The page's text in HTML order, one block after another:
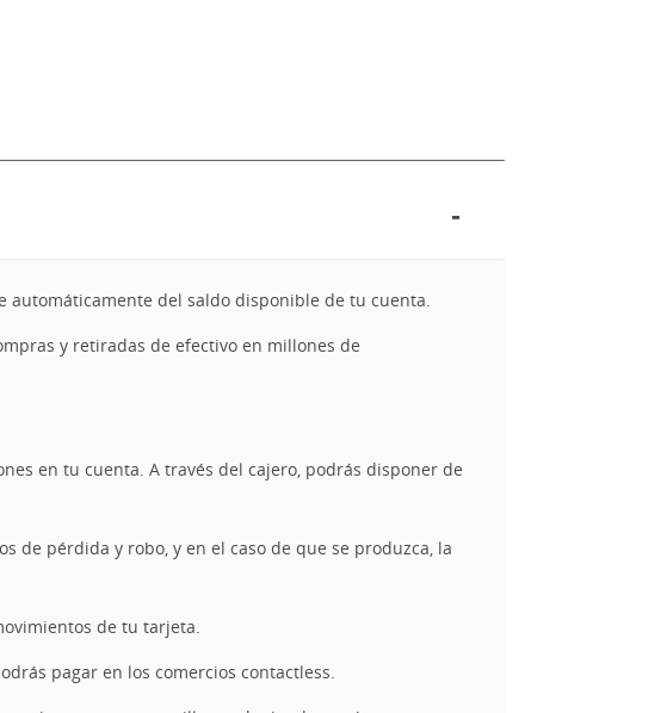
automáticamente del saldo disponible de tu cuenta.
y retiradas de efectivo en millones de
en tu cuenta. A través del cajero, podrás disponer de
de pérdida y robo, y en el caso de que se produzca, la
de tu tarjeta.
pagar en los comercios contactless.